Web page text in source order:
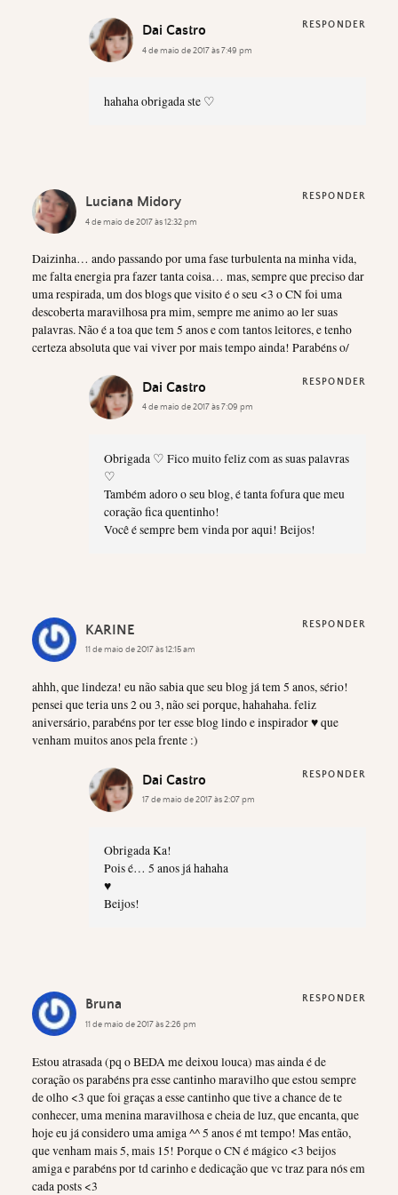
Dai Castro
4 de maio de 2017 às 7:49 pm
hahaha obrigada ste ♡
RESPONDER
Luciana Midory
4 de maio de 2017 às 12:32 pm
Daizinha… ando passando por uma fase turbulenta na minha vida,
me falta energia pra fazer tanta coisa… mas, sempre que preciso dar
uma respirada, um dos blogs que visito é o seu <3 o CN foi uma
descoberta maravilhosa pra mim, sempre me animo ao ler suas
palavras. Não é a toa que tem 5 anos e com tantos leitores, e tenho
certeza absoluta que vai viver por mais tempo ainda! Parabéns o/
RESPONDER
Dai Castro
4 de maio de 2017 às 7:09 pm
Obrigada ♡ Fico muito feliz com as suas palavras
♡
Também adoro o seu blog, é tanta fofura que meu
coração fica quentinho!
Você é sempre bem vinda por aqui! Beijos!
RESPONDER
KARINE
11 de maio de 2017 às 12:15 am
ahhh, que lindeza! eu não sabia que seu blog já tem 5 anos, sério!
pensei que teria uns 2 ou 3, não sei porque, hahahaha. feliz
aniversário, parabéns por ter esse blog lindo e inspirador ♥ que
venham muitos anos pela frente :)
RESPONDER
Dai Castro
17 de maio de 2017 às 2:07 pm
Obrigada Ka!
Pois é… 5 anos já hahaha
♥
Beijos!
RESPONDER
Bruna
11 de maio de 2017 às 2:26 pm
Estou atrasada (pq o BEDA me deixou louca) mas ainda é de
coração os parabéns pra esse cantinho maravilho que estou sempre
de olho <3 que foi graças a esse cantinho que tive a chance de te
conhecer, uma menina maravilhosa e cheia de luz, que encanta, que
hoje eu já considero uma amiga ^^ 5 anos é mt tempo! Mas então,
que venham mais 5, mais 15! Porque o CN é mágico <3 beijos
amiga e parabéns por td carinho e dedicação que vc traz para nós em
cada posts <3
RESPONDER